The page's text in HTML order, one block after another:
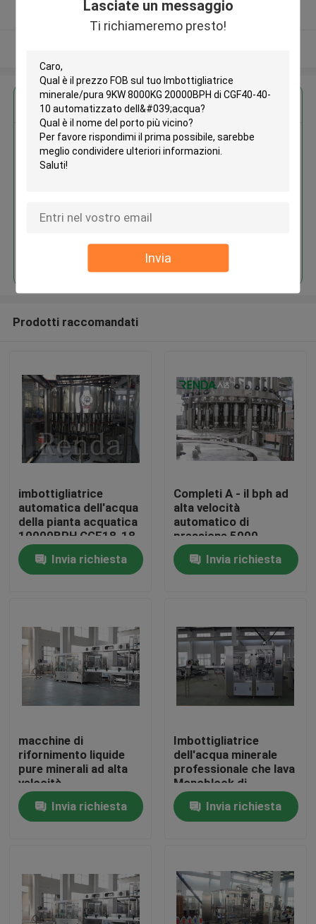
Lasciate un messaggio
Ti richiameremo presto!
Invia
Casa
Prodotti
Giro della fabbrica
Controllo di qualità
Contattici
Richieda una citazione
Possono le macchine di rifornimento
Macchine di rifornimento della birra
Fornitore verificato
Ottieni il miglior prezzo per
Imbottigliatrice minerale/pura
Continua
Prodotti raccomandati
imbottigliatrice
automatica dell'acqua
della pianta acquatica
10000BPH CGF18-18-
6 3-IN-1
Invia richiesta
Completi A - il bph ad
alta velocità
automatico di
pressione 5000
dell'imbottigliatrice
dell'acqua di Z
Invia richiesta
macchine di
rifornimento liquide
pure minerali ad alta
velocità
dell'imbottigliatrice
dell'acqua della
bottiglia 200-2000ml
Invia richiesta
Imbottigliatrice
dell'acqua minerale
professionale che lava
Monoblock di
coperchiamento di
riempimento 3 in-1
Invia richiesta